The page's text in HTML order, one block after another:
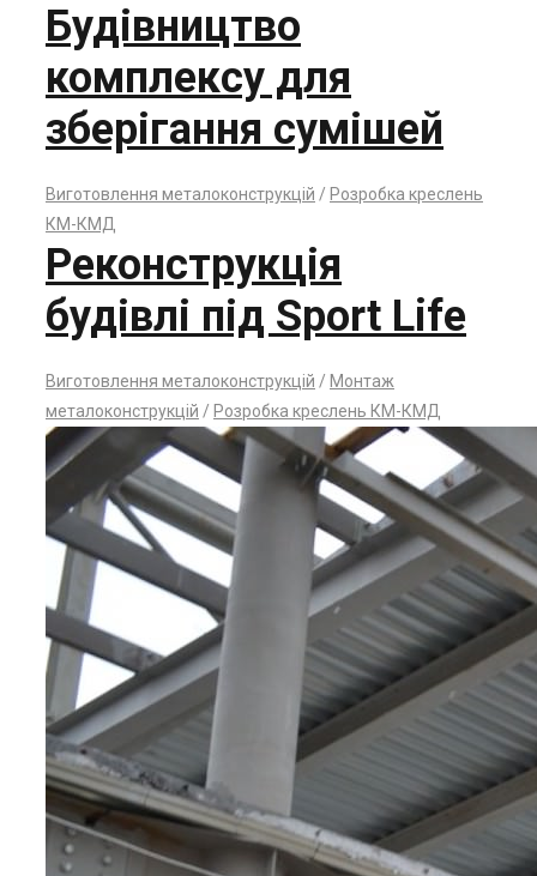
Будівництво
комплексу для
зберігання сумішей
Виготовлення металоконструкцій / Розробка креслень
КМ-КМД
Реконструкція
будівлі під Sport Life
Виготовлення металоконструкцій / Монтаж
металоконструкцій / Розробка креслень КМ-КМД